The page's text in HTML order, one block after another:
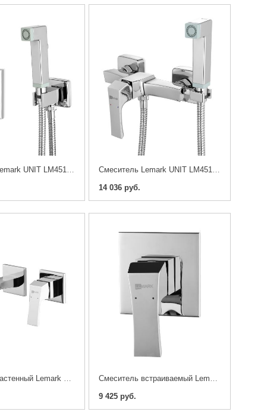
Смеситель Lemark UNIT LM4519C
Смеситель Lemark UNIT LM4518C
14 036 руб.
Cмеситель настенный Lemark UNIT LM4526C
Cмеситель встраиваемый Lemark UNIT LM4523C
9 425 руб.